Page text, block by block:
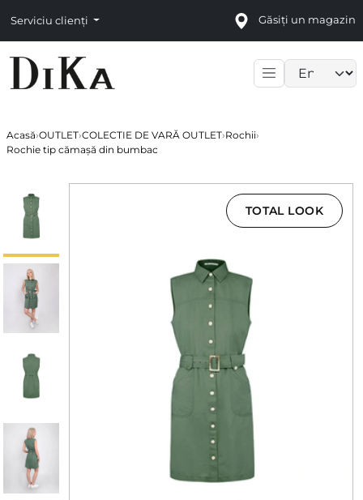
Serviciu clienți Găsiți un magazin
Acasă›OUTLET›COLECTIE DE VARĂ OUTLET›Rochii›
Rochie tip cămașă din bumbac
TOTAL LOOK